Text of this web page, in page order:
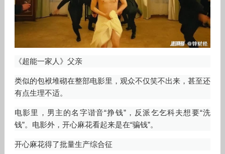
《超能一家人》父亲
类似的包袱堆砌在整部电影里，观众不仅笑不出来，甚至还
有点生理不适。
电影里，男主的名字谐音“挣钱”，反派乞乞科夫想要“洗
钱”。电影外，开心麻花看起来是在“骗钱”。
开心麻花得了批量生产综合征